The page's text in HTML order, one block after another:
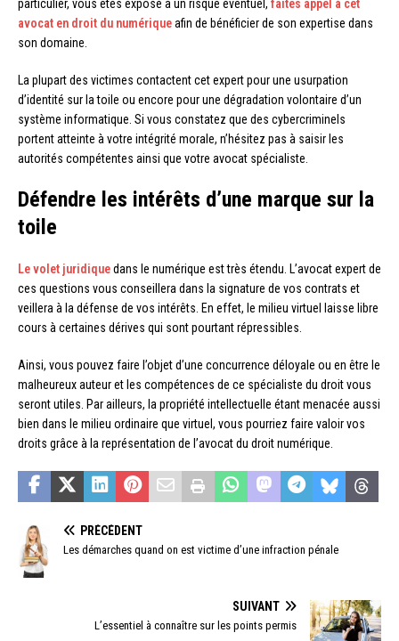
particulier, vous êtes exposé à un risque éventuel, faites appel à cet
avocat en droit du numériqueafin de bénéficier de son expertise dans
son domaine.
La plupart des victimes contactent cet expert pour une usurpation
d’identité sur la toile ou encore pour une dégradation volontaire d’un
système informatique. Si vous constatez que des cybercriminels
portent atteinte à votre intégrité morale, n’hésitez pas à saisir les
autorités compétentes ainsi que votre avocat spécialiste.
Défendre les intérêts d’une marque sur la
toile
Le volet juridiquedans le numérique est très étendu. L’avocat expert de
ces questions vous conseillera dans la signature de vos contrats et
veillera à la défense de vos intérêts. En effet, le milieu virtuel laisse libre
cours à certaines dérives qui sont pourtant répressibles.
Ainsi, vous pouvez faire l’objet d’une concurrence déloyale ou en être le
malheureux auteur et les compétences de ce spécialiste du droit vous
seront utiles. Par ailleurs, la propriété intellectuelle étant menacée aussi
bien dans le milieu ordinaire que virtuel, vous pourriez faire valoir vos
droits grâce à la représentation de l’avocat du droit numérique.
PRÉCÉDENT
Les démarches quand on est victime d’une infraction pénale
SUIVANT
L’essentiel à connaître sur les points permis